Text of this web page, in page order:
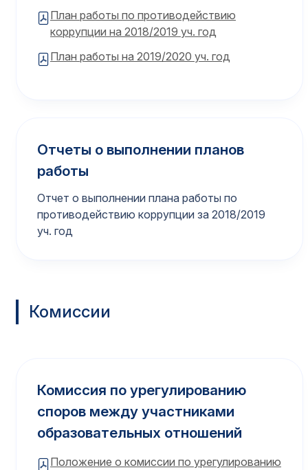
План работы по противодействию
коррупции на 2018/2019 уч. год
План работы на 2019/2020 уч. год
Отчеты о выполнении планов
работы
Отчет о выполнении плана работы по
противодействию коррупции за 2018/2019
уч. год
Комиссии
Комиссия по урегулированию
споров между участниками
образовательных отношений
Положение о комиссии по урегулированию